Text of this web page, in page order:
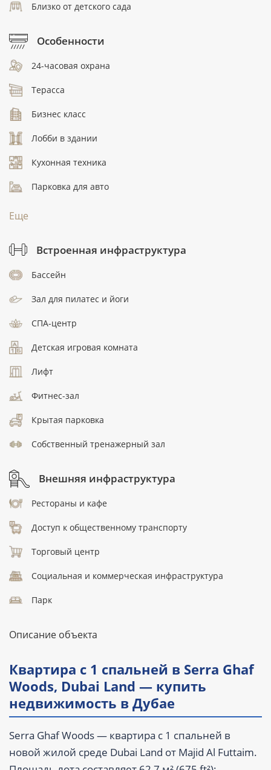
Близко от детского сада
Особенности
24-часовая охрана
Терасса
Бизнес класс
Лобби в здании
Кухонная техника
Парковка для авто
Еще
Встроенная инфраструктура
Бассейн
Зал для пилатес и йоги
СПА-центр
Детская игровая комната
Лифт
Фитнес-зал
Крытая парковка
Собственный тренажерный зал
Внешняя инфраструктура
Рестораны и кафе
Доступ к общественному транспорту
Торговый центр
Социальная и коммерческая инфраструктура
Парк
Описание объекта
Квартира с 1 спальней в Serra Ghaf
Woods, Dubai Land — купить
недвижимость в Дубае
Serra Ghaf Woods — квартира с 1 спальней в
новой жилой среде Dubai Land от Majid Al Futtaim.